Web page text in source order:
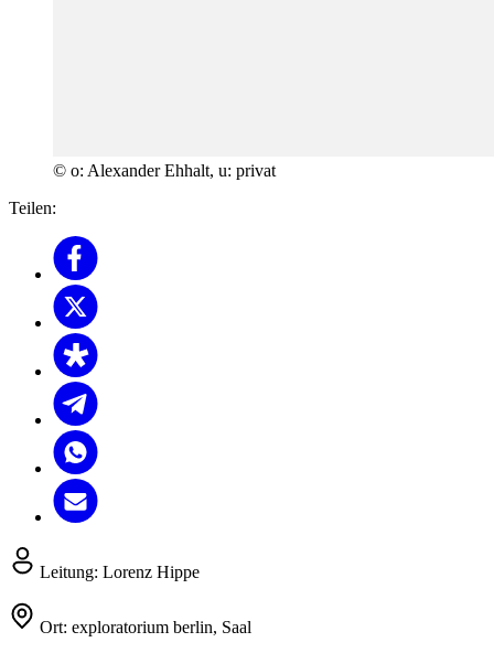
© o: Alexander Ehhalt, u: privat
Teilen:
Leitung: Lorenz Hippe
Ort: exploratorium berlin, Saal